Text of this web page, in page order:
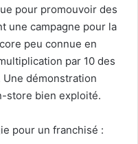
pour promouvoir des
une campagne pour la
peu connue en
par 10 des
démonstration
store bien exploité.
pour un franchisé :